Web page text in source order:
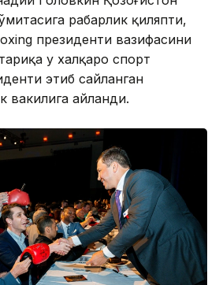
раҳбарлик қиляпти,
президенти вазифасини
у халқаро спорт
этиб сайланган
вакилига айланди.